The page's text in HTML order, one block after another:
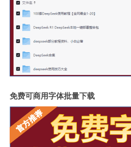
免费可商用字体批量下载